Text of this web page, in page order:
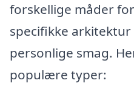
forskellige måder
specifikke
personlige smag.
populære typer: